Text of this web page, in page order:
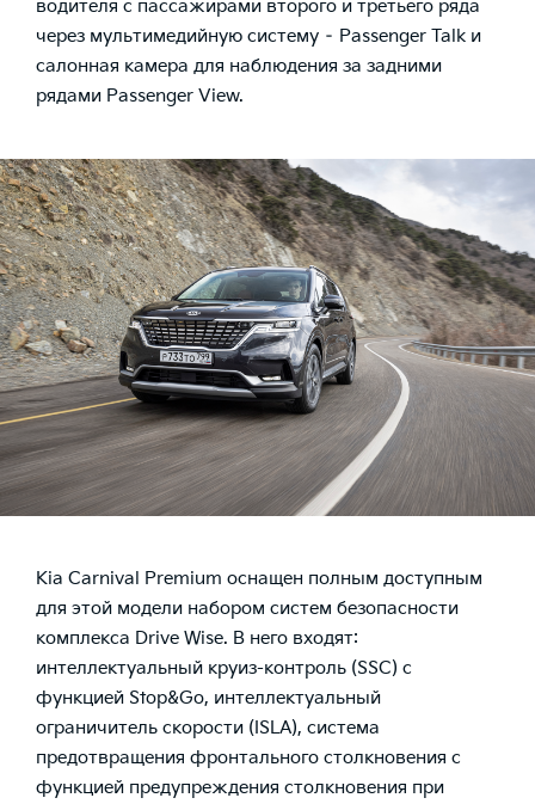
водителя с пассажирами второго и третьего ряда
через мультимедийную систему – Passenger Talk и
салонная камера для наблюдения за задними
рядами Passenger View.
Kia Carnival Premium оснащен полным доступным
для этой модели набором систем безопасности
комплекса Drive Wise. В него входят:
интеллектуальный круиз-контроль (SSC) с
функцией Stop&Go, интеллектуальный
ограничитель скорости (ISLA), система
предотвращения фронтального столкновения с
функцией предупреждения столкновения при